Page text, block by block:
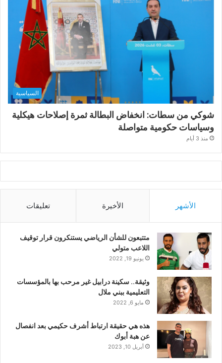
السياسية
شوكي من سطات: انخفاض البطالة ثمرة إصلاحات هيكلية
وسياسات حكومية متواصلة
منذ 3 أيام
الأشهر الأخيرة تعليقات
متتبعون للشأن الرياضي يستنكرون قرار توقيف
اللاعب متولي
يونيو 19, 2022
وثيقة.. سكينة درابيل غير مرحب بها بالمؤسسات
التعليمية ببني ملال
مايو 6, 2022
هذه هي حقيقة ارتباط أشرف حكيمي بعد انفصال
عن هبة أبوك
أبريل 10, 2023